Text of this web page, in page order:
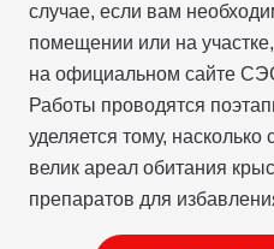
случае, если вам
помещении или на
на официальном сайте
Работы проводятся
уделяется тому,
велик ареал обитания
препаратов для